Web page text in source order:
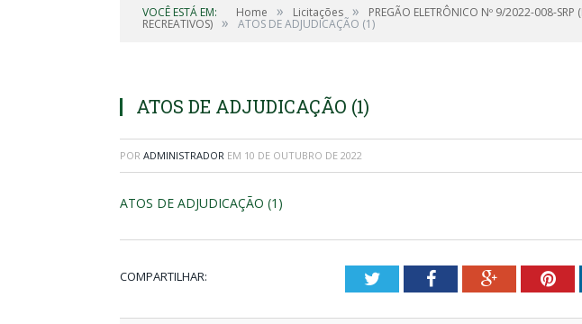
VOCÊ ESTÁ EM: Home » Licitações » PREGÃO ELETRÔNICO Nº 9/2022-008-SRP
RECREATIVOS) » ATOS DE ADJUDICAÇÃO (1)
ATOS DE ADJUDICAÇÃO (1)
POR ADMINISTRADOR EM 10 DE OUTUBRO DE 2022
ATOS DE ADJUDICAÇÃO (1)
COMPARTILHAR: TwitterFacebookGoogle+